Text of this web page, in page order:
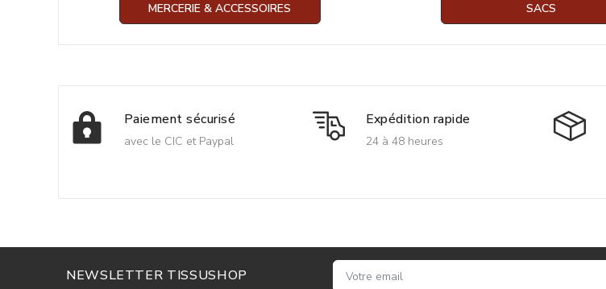
MERCERIE & ACCESSOIRES SACS
Paiement sécurisé
avec le CIC et Paypal
Expédition rapide
24 à 48 heures
NEWSLETTER TISSUSHOP